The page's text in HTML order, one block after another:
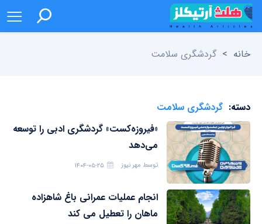
خانه > گردشگری سلامت
دسته: گردشگری سلامت
«فیروزه‌کست» گردشگری ادبی را توسعه
می‌دهد
توسط مهر نیوز ۱۴۰۴-۰۵-۲۵
انجام عملیات عمرانی باغ شاهزاده
ماهان را تعطیل می کند